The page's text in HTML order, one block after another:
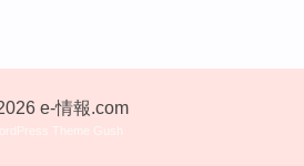
e-情報.com